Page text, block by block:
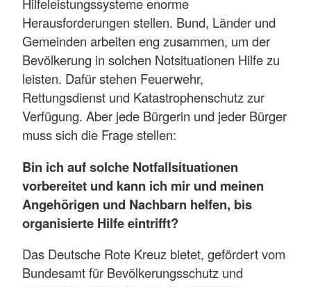
Hilfeleistungssysteme enorme
Herausforderungen stellen. Bund, Länder und
Gemeinden arbeiten eng zusammen, um der
Bevölkerung in solchen Notsituationen Hilfe zu
leisten. Dafür stehen Feuerwehr,
Rettungsdienst und Katastrophenschutz zur
Verfügung. Aber jede Bürgerin und jeder Bürger
muss sich die Frage stellen:
Bin ich auf solche Notfallsituationen
vorbereitet und kann ich mir und meinen
Angehörigen und Nachbarn helfen, bis
organisierte Hilfe eintrifft?
Das Deutsche Rote Kreuz bietet, gefördert vom
Bundesamt für Bevölkerungsschutz und